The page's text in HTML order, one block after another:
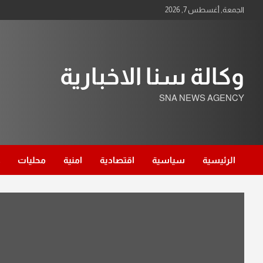
الجمعة, أغسطس 7, 2026
وكالة سنا الاخبارية
SNA NEWS AGENCY
الرئيسية سياسية اقتصادية امنية محليات